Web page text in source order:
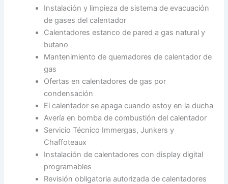
Instalación y limpieza de sistema de evacuación
de gases del calentador
Calentadores estanco de pared a gas natural y
butano
Mantenimiento de quemadores de calentador de
gas
Ofertas en calentadores de gas por
condensación
El calentador se apaga cuando estoy en la ducha
Avería en bomba de combustión del calentador
Servicio Técnico Immergas, Junkers y
Chaffoteaux
Instalación de calentadores con display digital
programables
Revisión obligatoria autorizada de calentadores